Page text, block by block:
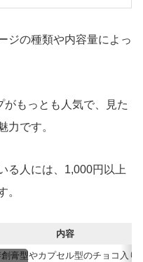
ジの種類や内容量によっ
もっとも人気で、見た
力です。
る人には、1,000円以上
。
内容
膏型やカプセル型のチョコ入り